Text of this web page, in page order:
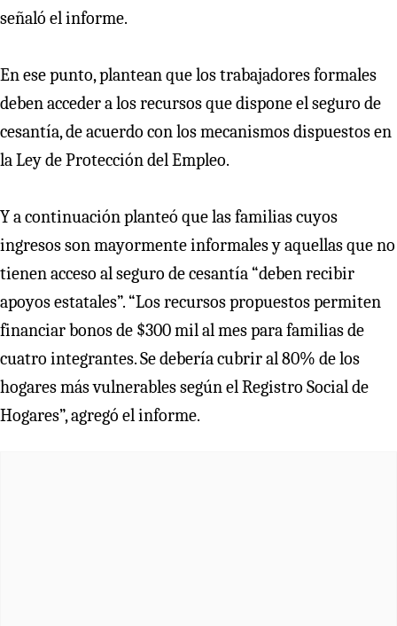
señaló el informe.
En ese punto, plantean que los trabajadores formales
deben acceder a los recursos que dispone el seguro de
cesantía, de acuerdo con los mecanismos dispuestos en
la Ley de Protección del Empleo.
Y a continuación planteó que las familias cuyos
ingresos son mayormente informales y aquellas que no
tienen acceso al seguro de cesantía “deben recibir
apoyos estatales”. “Los recursos propuestos permiten
financiar bonos de $300 mil al mes para familias de
cuatro integrantes. Se debería cubrir al 80% de los
hogares más vulnerables según el Registro Social de
Hogares”, agregó el informe.